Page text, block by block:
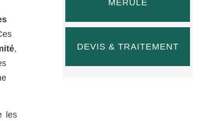
,
les
MÉRULE
DEVIS & TRAITEMENT